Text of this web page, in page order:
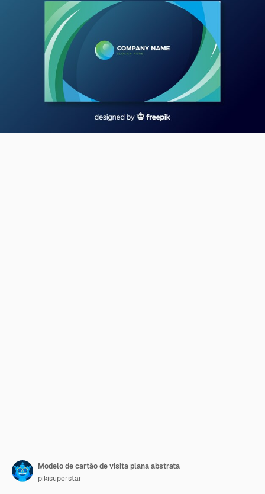
Modelo de cartão de visita plana abstrata
pikisuperstar